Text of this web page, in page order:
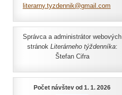
literarny.tyzdennik@gmai l.com
Správca a administrátor webových
stránok Literárneho týždenníka:
Štefan Cifra
Počet návštev od 1. 1. 2026